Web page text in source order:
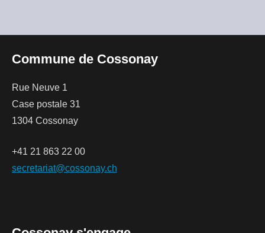
Commune de Cossonay
Rue Neuve 1
Case postale 31
1304 Cossonay
+41 21 863 22 00
secretariat@cossonay.ch